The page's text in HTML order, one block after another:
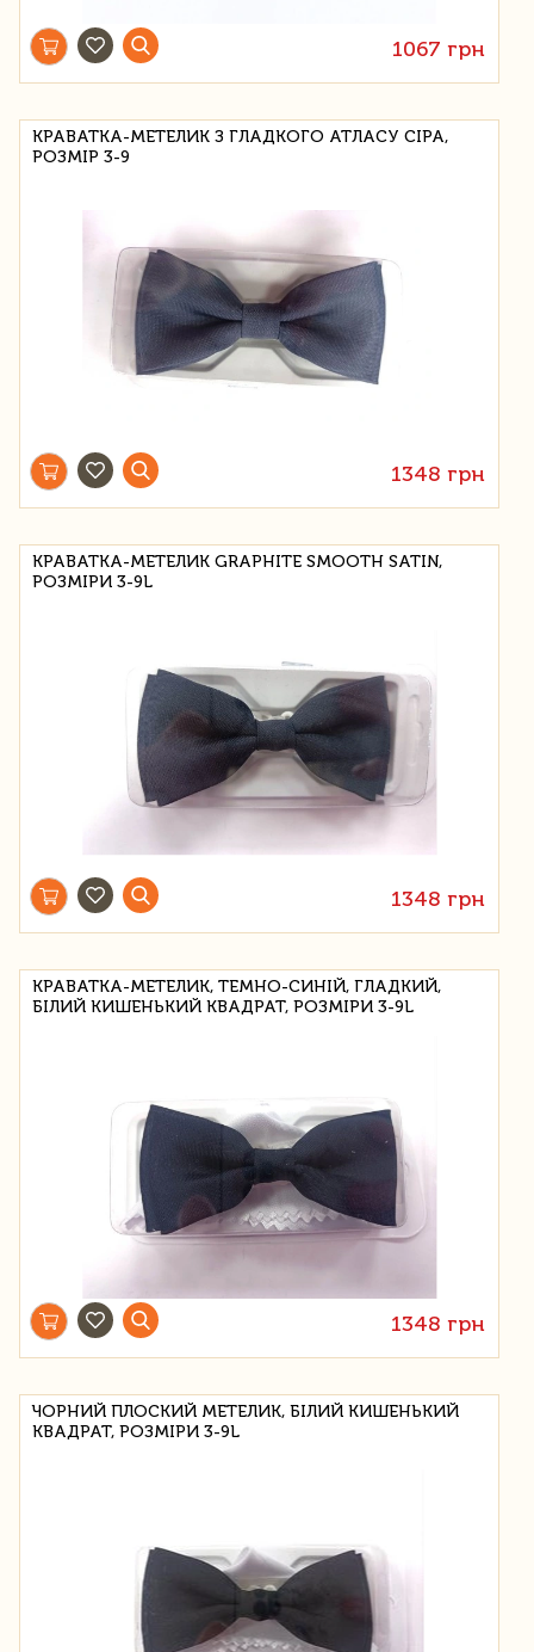
1067 грн
КРАВАТКА-МЕТЕЛИК З ГЛАДКОГО АТЛАСУ СІРА,
РОЗМІР 3-9
1348 грн
КРАВАТКА-МЕТЕЛИК GRAPHITE SMOOTH SATIN,
РОЗМІРИ 3-9L
1348 грн
КРАВАТКА-МЕТЕЛИК, ТЕМНО-СИНІЙ, ГЛАДКИЙ,
БІЛИЙ КИШЕНЬКИЙ КВАДРАТ, РОЗМІРИ 3-9L
1348 грн
ЧОРНИЙ ПЛОСКИЙ МЕТЕЛИК, БІЛИЙ КИШЕНЬКИЙ
КВАДРАТ, РОЗМІРИ 3-9L